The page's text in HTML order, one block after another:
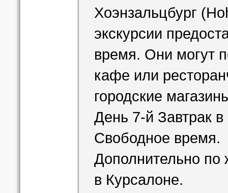
Хоэнзальцбург
экскурсии
время. Они могут
кафе или
городские
День 7-й Завтрак
Свободное время.
Дополнительно
в Курсалоне.